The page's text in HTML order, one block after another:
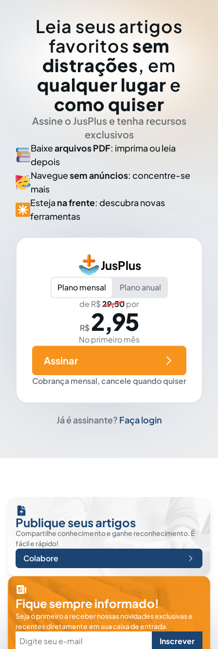
Leia seus artigos
favoritos sem
distrações, em
qualquer lugar e
como quiser
Assine o JusPlus e tenha recursos
exclusivos
Baixearquivos PDF: imprima ou leia
depois
Naveguesem anúncios: concentre-se
mais
Esteja na frente: descubra novas
ferramentas
JusPlus
Plano mensal
Plano anual
de R$29,50por
R$ 2,95
No primeiro mês
Cobrança mensal, cancele quando quiser
Assinar
Já é assinante? Faça login
Publique seus artigos
Compartilhe conhecimento e ganhe reconhecimento. É
fácil e rápido!
Colabore
Fique sempre informado!
Seja o primeiro a receber nossas novidades exclusivas e
recentes diretamente em sua caixa de entrada.
Inscrever